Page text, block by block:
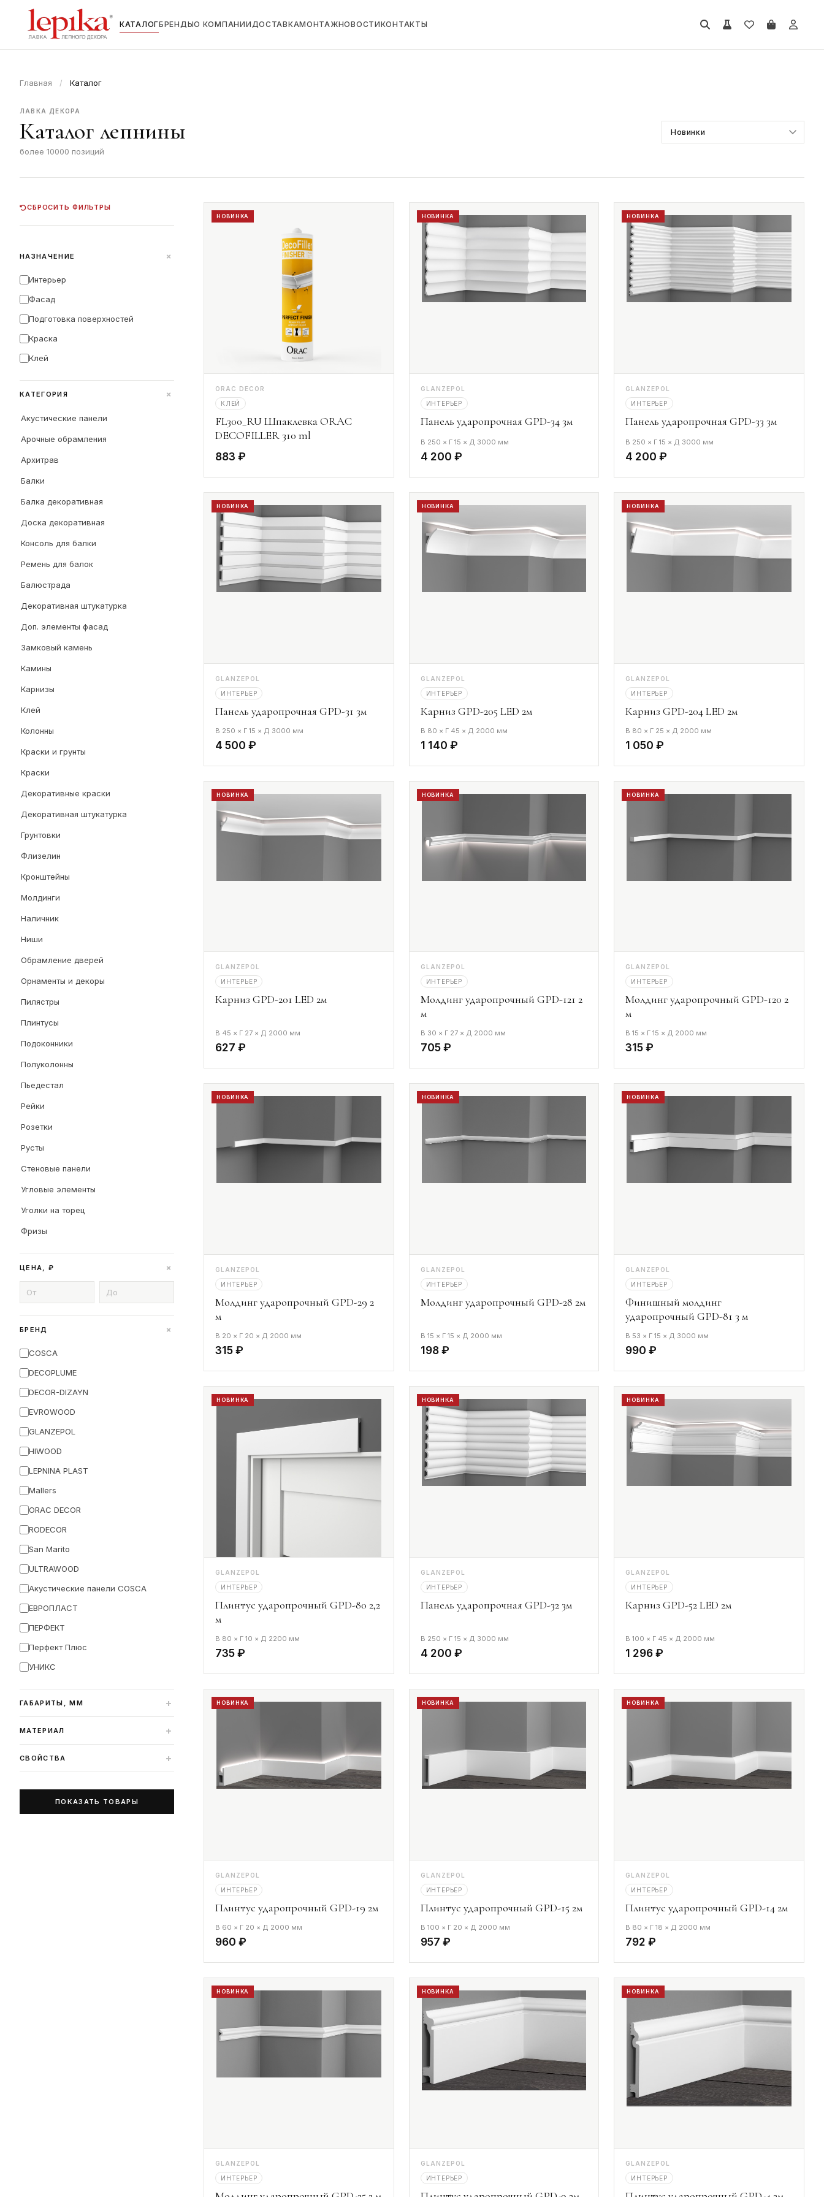
КАТАЛОГБРЕНДЫО КОМПАНИИДОСТАВКАМОНТАЖНОВОСТИКОНТАКТЫ
Главная / Каталог
ЛАВКА ДЕКОРА
Каталог лепнины
более 10000 позиций
СБРОСИТЬ ФИЛЬТРЫ
НАЗНАЧЕНИЕ +
Интерьер
Фасад
Подготовка поверхностей
Краска
Клей
КАТЕГОРИЯ +
Акустические панели
Арочные обрамления
Архитрав
Балки
Балка декоративная
Доска декоративная
Консоль для балки
Ремень для балок
Балюстрада
Декоративная штукатурка
Доп. элементы фасад
Замковый камень
Камины
Карнизы
Клей
Колонны
Краски и грунты
Краски
Декоративные краски
Декоративная штукатурка
Грунтовки
Флизелин
Кронштейны
Молдинги
Наличник
Ниши
Обрамление дверей
Орнаменты и декоры
Пилястры
Плинтусы
Подоконники
Полуколонны
Пьедестал
Рейки
Розетки
Русты
Стеновые панели
Угловые элементы
Уголки на торец
Фризы
ЦЕНА, ₽ +
БРЕНД +
COSCA
DECOPLUME
DECOR-DIZAYN
EVROWOOD
GLANZEPOL
HIWOOD
LEPNINA PLAST
Mallers
ORAC DECOR
RODECOR
San Marito
ULTRAWOOD
Акустические панели COSCA
ЕВРОПЛАСТ
ПЕРФЕКТ
Перфект Плюс
УНИКС
ГАБАРИТЫ, ММ +
МАТЕРИАЛ +
СВОЙСТВА +
ПОКАЗАТЬ ТОВАРЫ
НОВИНКА
ORAC DECOR
КЛЕЙ
FL300_RU Шпаклевка ORAC
DECOFILLER 310 ml
883 ₽
НОВИНКА
GLANZEPOL
ИНТЕРЬЕР
Панель ударопрочная GPD-34 3м
В 250 × Г 15 × Д 3000 мм
4 200 ₽
НОВИНКА
GLANZEPOL
ИНТЕРЬЕР
Панель ударопрочная GPD-33 3м
В 250 × Г 15 × Д 3000 мм
4 200 ₽
НОВИНКА
GLANZEPOL
ИНТЕРЬЕР
Панель ударопрочная GPD-31 3м
В 250 × Г 15 × Д 3000 мм
4 500 ₽
НОВИНКА
GLANZEPOL
ИНТЕРЬЕР
Карниз GPD-205 LED 2м
В 80 × Г 45 × Д 2000 мм
1 140 ₽
НОВИНКА
GLANZEPOL
ИНТЕРЬЕР
Карниз GPD-204 LED 2м
В 80 × Г 25 × Д 2000 мм
1 050 ₽
НОВИНКА
GLANZEPOL
ИНТЕРЬЕР
Карниз GPD-201 LED 2м
В 45 × Г 27 × Д 2000 мм
627 ₽
НОВИНКА
GLANZEPOL
ИНТЕРЬЕР
Молдинг ударопрочный GPD-121 2
м
В 30 × Г 27 × Д 2000 мм
705 ₽
НОВИНКА
GLANZEPOL
ИНТЕРЬЕР
Молдинг ударопрочный GPD-120 2
м
В 15 × Г 15 × Д 2000 мм
315 ₽
НОВИНКА
GLANZEPOL
ИНТЕРЬЕР
Молдинг ударопрочный GPD-29 2
м
В 20 × Г 20 × Д 2000 мм
315 ₽
НОВИНКА
GLANZEPOL
ИНТЕРЬЕР
Молдинг ударопрочный GPD-28 2м
В 15 × Г 15 × Д 2000 мм
198 ₽
НОВИНКА
GLANZEPOL
ИНТЕРЬЕР
Финишный молдинг
ударопрочный GPD-81 3 м
В 53 × Г 15 × Д 3000 мм
990 ₽
НОВИНКА
GLANZEPOL
ИНТЕРЬЕР
Плинтус ударопрочный GPD-80 2,2
м
В 80 × Г 10 × Д 2200 мм
735 ₽
НОВИНКА
GLANZEPOL
ИНТЕРЬЕР
Панель ударопрочная GPD-32 3м
В 250 × Г 15 × Д 3000 мм
4 200 ₽
НОВИНКА
GLANZEPOL
ИНТЕРЬЕР
Карниз GPD-52 LED 2м
В 100 × Г 45 × Д 2000 мм
1 296 ₽
НОВИНКА
GLANZEPOL
ИНТЕРЬЕР
Плинтус ударопрочный GPD-19 2м
В 60 × Г 20 × Д 2000 мм
960 ₽
НОВИНКА
GLANZEPOL
ИНТЕРЬЕР
Плинтус ударопрочный GPD-15 2м
В 100 × Г 20 × Д 2000 мм
957 ₽
НОВИНКА
GLANZEPOL
ИНТЕРЬЕР
Плинтус ударопрочный GPD-14 2м
В 80 × Г 18 × Д 2000 мм
792 ₽
НОВИНКА
GLANZEPOL
ИНТЕРЬЕР
НОВИНКА
GLANZEPOL
ИНТЕРЬЕР
НОВИНКА
GLANZEPOL
ИНТЕРЬЕР